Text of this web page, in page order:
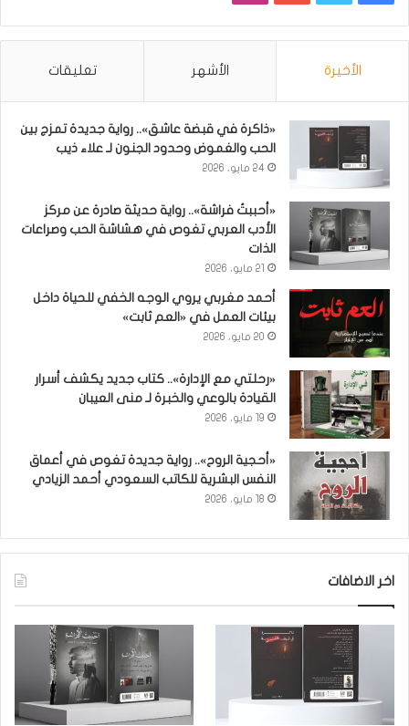
الأخيرة الأشهر تعليقات
«ذاكرة في قبضة عاشق».. رواية جديدة تمزج بين
الحب والغموض وحدود الجنون لـ علاء ذيب
24 مايو، 2026
«أحببتُ فراشة».. رواية حديثة صادرة عن مركز
الأدب العربي تغوص في هشاشة الحب وصراعات
الذات
21 مايو، 2026
أحمد مغربي يروي الوجه الخفي للحياة داخل
بيئات العمل في «العم ثابت»
20 مايو، 2026
«رحلتي مع الإدارة».. كتاب جديد يكشف أسرار
القيادة بالوعي والخبرة لـ منى العيبان
19 مايو، 2026
«أحجية الروح».. رواية جديدة تغوص في أعماق
النفس البشرية للكاتب السعودي أحمد الزيادي
18 مايو، 2026
اخر الاضافات